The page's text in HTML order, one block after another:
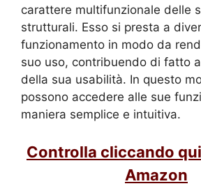
carattere multifunzionale delle
strutturali. Esso si presta a
funzionamento in modo da
suo uso, contribuendo di fatto
della sua usabilità. In questo
possono accedere alle sue
maniera semplice e intuitiva.
Controlla cliccando
Amazon